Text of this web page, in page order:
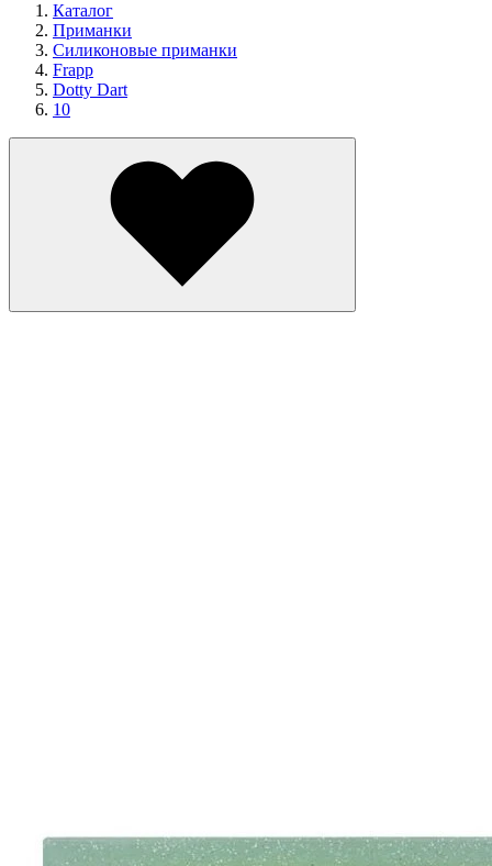
Каталог
Приманки
Силиконовые приманки
Frapp
Dotty Dart
10